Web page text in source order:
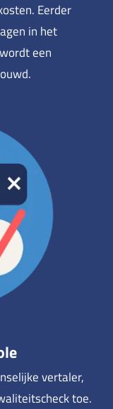
Eerder
in het
een
vertaler,
toe.